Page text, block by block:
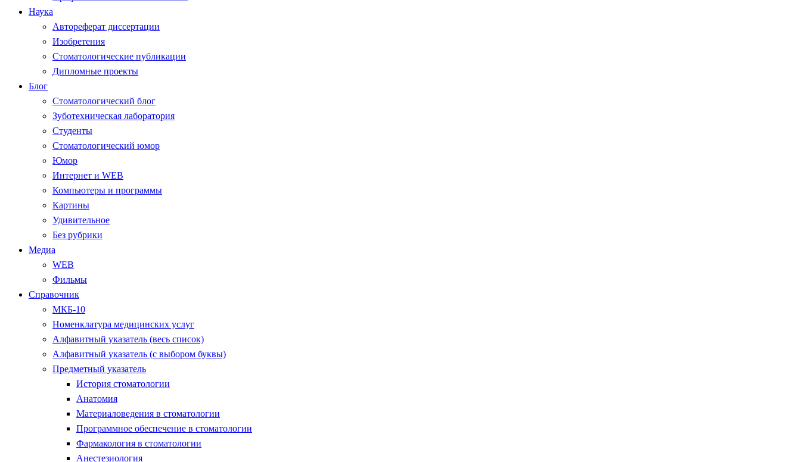
Наука
Автореферат диссертации
Изобретения
Стоматологические публикации
Дипломные проекты
Блог
Стоматологический блог
Зуботехническая лаборатория
Студенты
Стоматологический юмор
Юмор
Интернет и WEB
Компьютеры и программы
Картины
Удивительное
Без рубрики
Медиа
WEB
Фильмы
Справочник
МКБ-10
Номенклатура медицинских услуг
Алфавитный указатель (весь список)
Алфавитный указатель (с выбором буквы)
Предметный указатель
История стоматологии
Анатомия
Материаловедения в стоматологии
Программное обеспечение в стоматологии
Фармакология в стоматологии
Анестезиология